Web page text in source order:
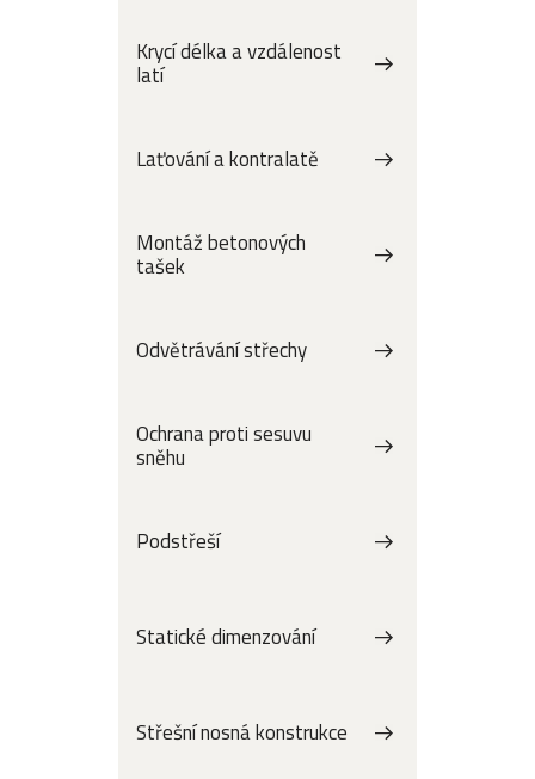
Krycí délka a vzdálenost
latí
Laťování a kontralatě
Montáž betonových
tašek
Odvětrávání střechy
Ochrana proti sesuvu
sněhu
Podstřeší
Statické dimenzování
Střešní nosná konstrukce